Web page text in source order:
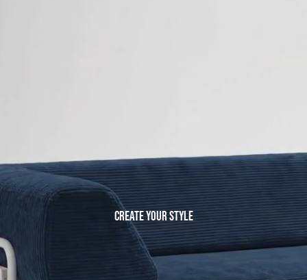
CREATE YOUR STYLE